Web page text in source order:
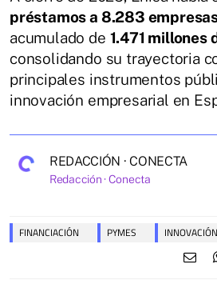
préstamos a 8.283
acumulado de 1.471 millones
consolidando su trayectoria
principales instrumentos
innovación empresarial en
REDACCIÓN · CONECTA
Redacción · Conecta
FINANCIACIÓN PYMES INNOVACIÓN